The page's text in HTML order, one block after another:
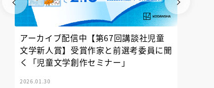
アーカイブ配信中【第67回講談社児童
文学新人賞】受賞作家と前選考委員に聞
く「児童文学創作セミナー」
2026.01.30